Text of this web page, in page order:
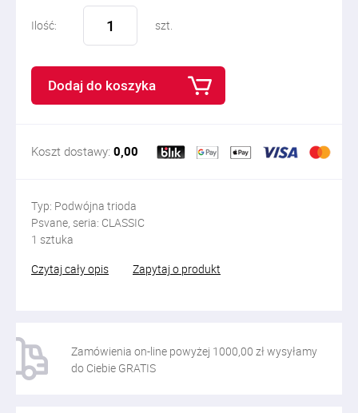
Ilość: szt.
Dodaj do koszyka
Koszt dostawy: 0,00
Typ: Podwójna trioda
Psvane, seria: CLASSIC
1 sztuka
Czytaj cały opis
Zapytaj o produkt
Zamówienia on-line powyżej 1000,00 zł wysyłamy
do Ciebie GRATIS